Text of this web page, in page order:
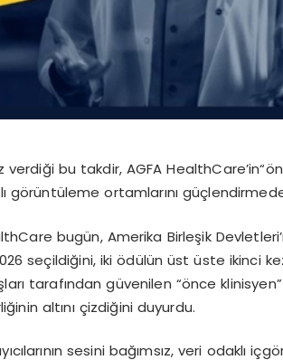
verdiği bu takdir, AGFAHealthCare’in“ö
görüntüleme ortamlarını
bugün, Amerika Birleşik
seçildiğini, ikiödülün üst üste ikinci
tarafından güvenilen “önce
altını çizdiğini duyurdu.
ıcılarının sesini bağımsız, veri odaklıiçgö